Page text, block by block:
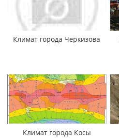
Климат города Черкизова
Климат города Косы